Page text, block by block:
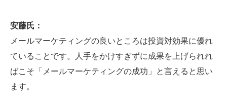
安藤氏：
メールマーケティングの良いところは投資対効果に優れ
ていることです。人手をかけすぎずに成果を上げられれ
ばこそ「メールマーケティングの成功」と言えると思い
ます。